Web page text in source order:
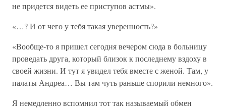
не придется видеть ее приступов астмы».
«…? И от чего у тебя такая уверенность?»
«Вообще-то я пришел сегодня вечером сюда в больницу
проведать друга, который близок к последнему вздоху в
своей жизни. И тут я увидел тебя вместе с женой. Там, у
палаты Андреа… Вы там чуть раньше спорили немного».
Я немедленно вспомнил тот так называемый обмен